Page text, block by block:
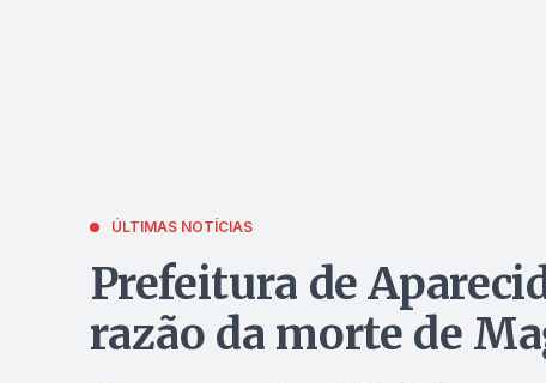
ÚLTIMAS NOTÍCIAS
Prefeitura de
razão da morte de